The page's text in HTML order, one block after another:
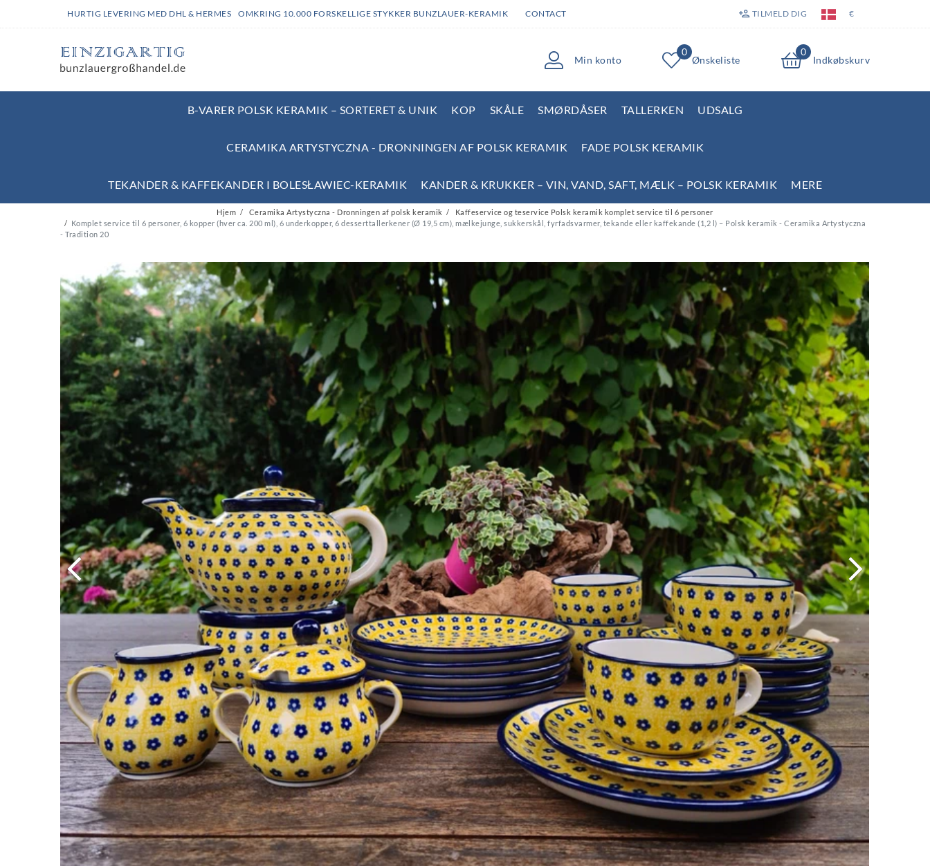
HURTIG LEVERING MED DHL & HERMES OMKRING 10.000 FORSKELLIGE STYKKER BUNZLAUER-KERAMIK CONTACT TILMELD DIG €
Min konto
0
Ønskeliste
0
Indkøbskurv
B-VARER POLSK KERAMIK – SORTERET & UNIK KOP SKÅLE SMØRDÅSER TALLERKEN UDSALG
CERAMIKA ARTYSTYCZNA - DRONNINGEN AF POLSK KERAMIK FADE POLSK KERAMIK
TEKANDER & KAFFEKANDER I BOLESŁAWIEC-KERAMIK KANDER & KRUKKER – VIN, VAND, SAFT, MÆLK – POLSK KERAMIK MERE
Hjem Ceramika Artystyczna - Dronningen af polsk keramik
Kaffeservice og teservice Polsk keramik komplet service til 6 personer
Komplet service til 6 personer, 6 kopper (hver ca. 200 ml), 6 underkopper, 6 desserttallerkener (Ø 19,5 cm), mælkejunge, sukkerskål, fyrfadsvarmer, tekande eller kaffekande (1,2 l) – Polsk keramik - Ceramika Artystyczna
- Tradition 20